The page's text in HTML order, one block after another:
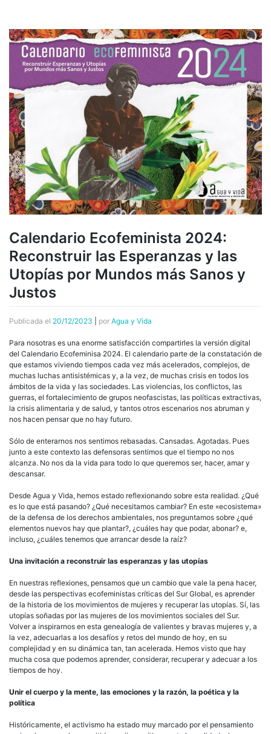
Calendario Ecofeminista 2024:
Reconstruir las Esperanzas y las
Utopías por Mundos más Sanos y
Justos
Publicada el 20/12/2023 por Agua y Vida
Para nosotras es una enorme satisfacción compartirles la versión digital
del Calendario Ecofeminisa 2024. El calendario parte de la constatación de
que estamos viviendo tiempos cada vez más acelerados, complejos, de
muchas luchas antisistémicas y, a la vez, de muchas crisis en todos los
ámbitos de la vida y las sociedades. Las violencias, los conflictos, las
guerras, el fortalecimiento de grupos neofascistas, las políticas extractivas,
la crisis alimentaria y de salud, y tantos otros escenarios nos abruman y
nos hacen pensar que no hay futuro.
Sólo de enterarnos nos sentimos rebasadas. Cansadas. Agotadas. Pues
junto a este contexto las defensoras sentimos que el tiempo no nos
alcanza. No nos da la vida para todo lo que queremos ser, hacer, amar y
descansar.
Desde Agua y Vida, hemos estado reflexionando sobre esta realidad. ¿Qué
es lo que está pasando? ¿Qué necesitamos cambiar? En este «ecosistema»
de la defensa de los derechos ambientales, nos preguntamos sobre ¿qué
elementos nuevos hay que plantar?, ¿cuáles hay que podar, abonar? e,
incluso, ¿cuáles tenemos que arrancar desde la raíz?
Una invitación a reconstruir las esperanzas y las utopías
En nuestras reflexiones, pensamos que un cambio que vale la pena hacer,
desde las perspectivas ecofeministas críticas del Sur Global, es aprender
de la historia de los movimientos de mujeres y recuperar las utopías. Sí, las
utopías soñadas por las mujeres de los movimientos sociales del Sur.
Volver a inspirarnos en esta genealogía de valientes y bravas mujeres y, a
la vez, adecuarlas a los desafíos y retos del mundo de hoy, en su
complejidad y en su dinámica tan, tan acelerada. Hemos visto que hay
mucha cosa que podemos aprender, considerar, recuperar y adecuar a los
tiempos de hoy.
Unir el cuerpo y la mente, las emociones y la razón, la poética y la
política
Históricamente, el activismo ha estado muy marcado por el pensamiento